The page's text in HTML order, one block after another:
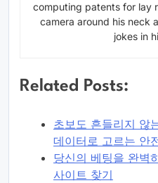
computing patents for lay
camera around his neck
jokes in
Related Posts:
초보도 흔들리지 않
데이터로 고르는 안
당신의 베팅을 완벽
사이트 찾기